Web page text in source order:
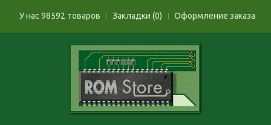
У нас 98592 товаров Закладки (0) Оформление заказа